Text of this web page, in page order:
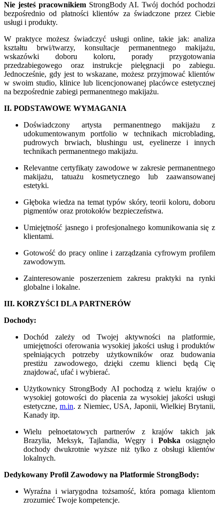
Nie jesteś pracownikiemStrongBody AI. Twój dochód pochodzi
bezpośrednio od płatności klientów za świadczone przez Ciebie
usługi i produkty.
W praktyce możesz świadczyć usługi online, takie jak: analiza
kształtu brwi/twarzy, konsultacje permanentnego makijażu,
wskazówki doboru koloru, porady przygotowania
przedzabiegowego oraz instrukcje pielęgnacji po zabiegu.
Jednocześnie, gdy jest to wskazane, możesz przyjmować klientów
w swoim studio, klinice lub licencjonowanej placówce estetycznej
na bezpośrednie zabiegi permanentnego makijażu.
II. PODSTAWOWE WYMAGANIA
Doświadczony artysta permanentnego makijażu z
udokumentowanym portfolio w technikach microblading,
pudrowych brwiach, blushingu ust, eyelinerze i innych
technikach permanentnego makijażu.
Relevantne certyfikaty zawodowe w zakresie permanentnego
makijażu, tatuażu kosmetycznego lub zaawansowanej
estetyki.
Głęboka wiedza na temat typów skóry, teorii koloru, doboru
pigmentów oraz protokołów bezpieczeństwa.
Umiejętność jasnego i profesjonalnego komunikowania się z
klientami.
Gotowość do pracy online i zarządzania cyfrowym profilem
zawodowym.
Zainteresowanie poszerzeniem zakresu praktyki na rynki
globalne i lokalne.
III. KORZYŚCI DLA PARTNERÓW
Dochody:
Dochód zależy od Twojej aktywności na platformie,
umiejętności oferowania wysokiej jakości usług i produktów
spełniających potrzeby użytkowników oraz budowania
prestiżu zawodowego, dzięki czemu klienci będą Cię
znajdować, ufać i wybierać.
Użytkownicy StrongBody AI pochodzą z wielu krajów o
wysokiej gotowości do płacenia za wysokiej jakości usługi
estetyczne, m.in. z Niemiec, USA, Japonii, Wielkiej Brytanii,
Kanady itp.
Wielu pełnoetatowych partnerów z krajów takich jak
Brazylia, Meksyk, Tajlandia, Węgry i Polska osiągnęło
dochody dwukrotnie wyższe niż tylko z obsługi klientów
lokalnych.
Dedykowany Profil Zawodowy na Platformie StrongBody:
Wyraźna i wiarygodna tożsamość, która pomaga klientom
zrozumieć Twoje kompetencje.